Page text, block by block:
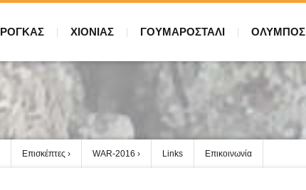
ΡΟΓΚΑΣ ΧΙΟΝΙΑΣ ΓΟΥΜΑΡΟΣΤΑΛΙ ΟΛΥΜΠΟΣ
Επισκέπτες WAR-2016 Links Επικοινωνία